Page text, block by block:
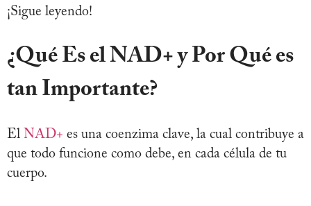
¡Sigue leyendo!
¿Qué Es el NAD+ y Por Qué es
tan Importante?
El NAD+ es una coenzima clave, la cual contribuye a
que todo funcione como debe, en cada célula de tu
cuerpo.